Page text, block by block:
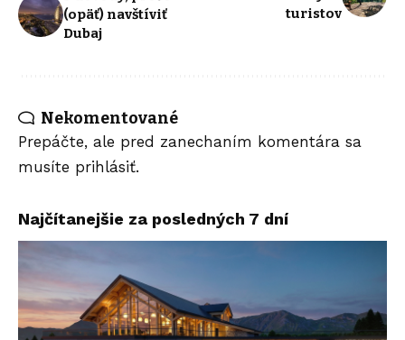
(opäť) navštíviť
Dubaj
turistov
Nekomentované
Prepáčte, ale pred zanechaním komentára sa
musíte prihlásiť.
Najčítanejšie za posledných 7 dní